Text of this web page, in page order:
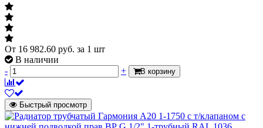
От 16 982.60 руб. за 1 шт
В наличии
-
+ В корзину
Быстрый просмотр